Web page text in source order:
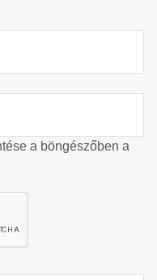
a böngészőben a